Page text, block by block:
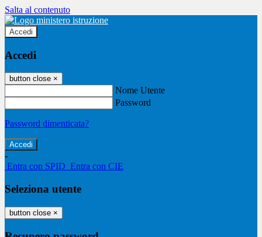
Salta al contenuto
Accedi
Accedi
button close ×
Nome Utente
Password
Password dimenticata?
-
Entra con SPID Entra con CIE
Seleziona utente
button close ×